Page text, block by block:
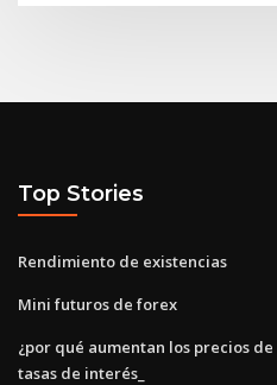
Top Stories
Rendimiento de existencias
Mini futuros de forex
¿por qué aumentan los precios
tasas de interés_